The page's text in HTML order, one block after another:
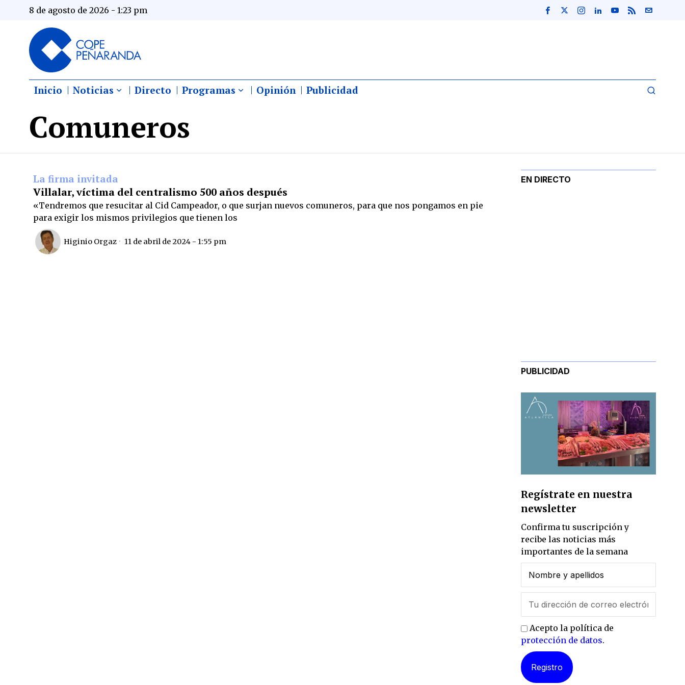
8 de agosto de 2026 - 1:23 pm
Inicio Noticias Directo Programas Opinión Publicidad
Comuneros
La firma invitada
Villalar, víctima del centralismo 500 años después
«Tendremos que resucitar al Cid Campeador, o que surjan nuevos comuneros, para que nos pongamos en pie
para exigir los mismos privilegios que tienen los
Higinio Orgaz 11 de abril de 2024 - 1:55 pm
EN DIRECTO
PUBLICIDAD
Regístrate en nuestra
newsletter
Confirma tu suscripción y
recibe las noticias más
importantes de la semana
Acepto la política de
protección de datos.